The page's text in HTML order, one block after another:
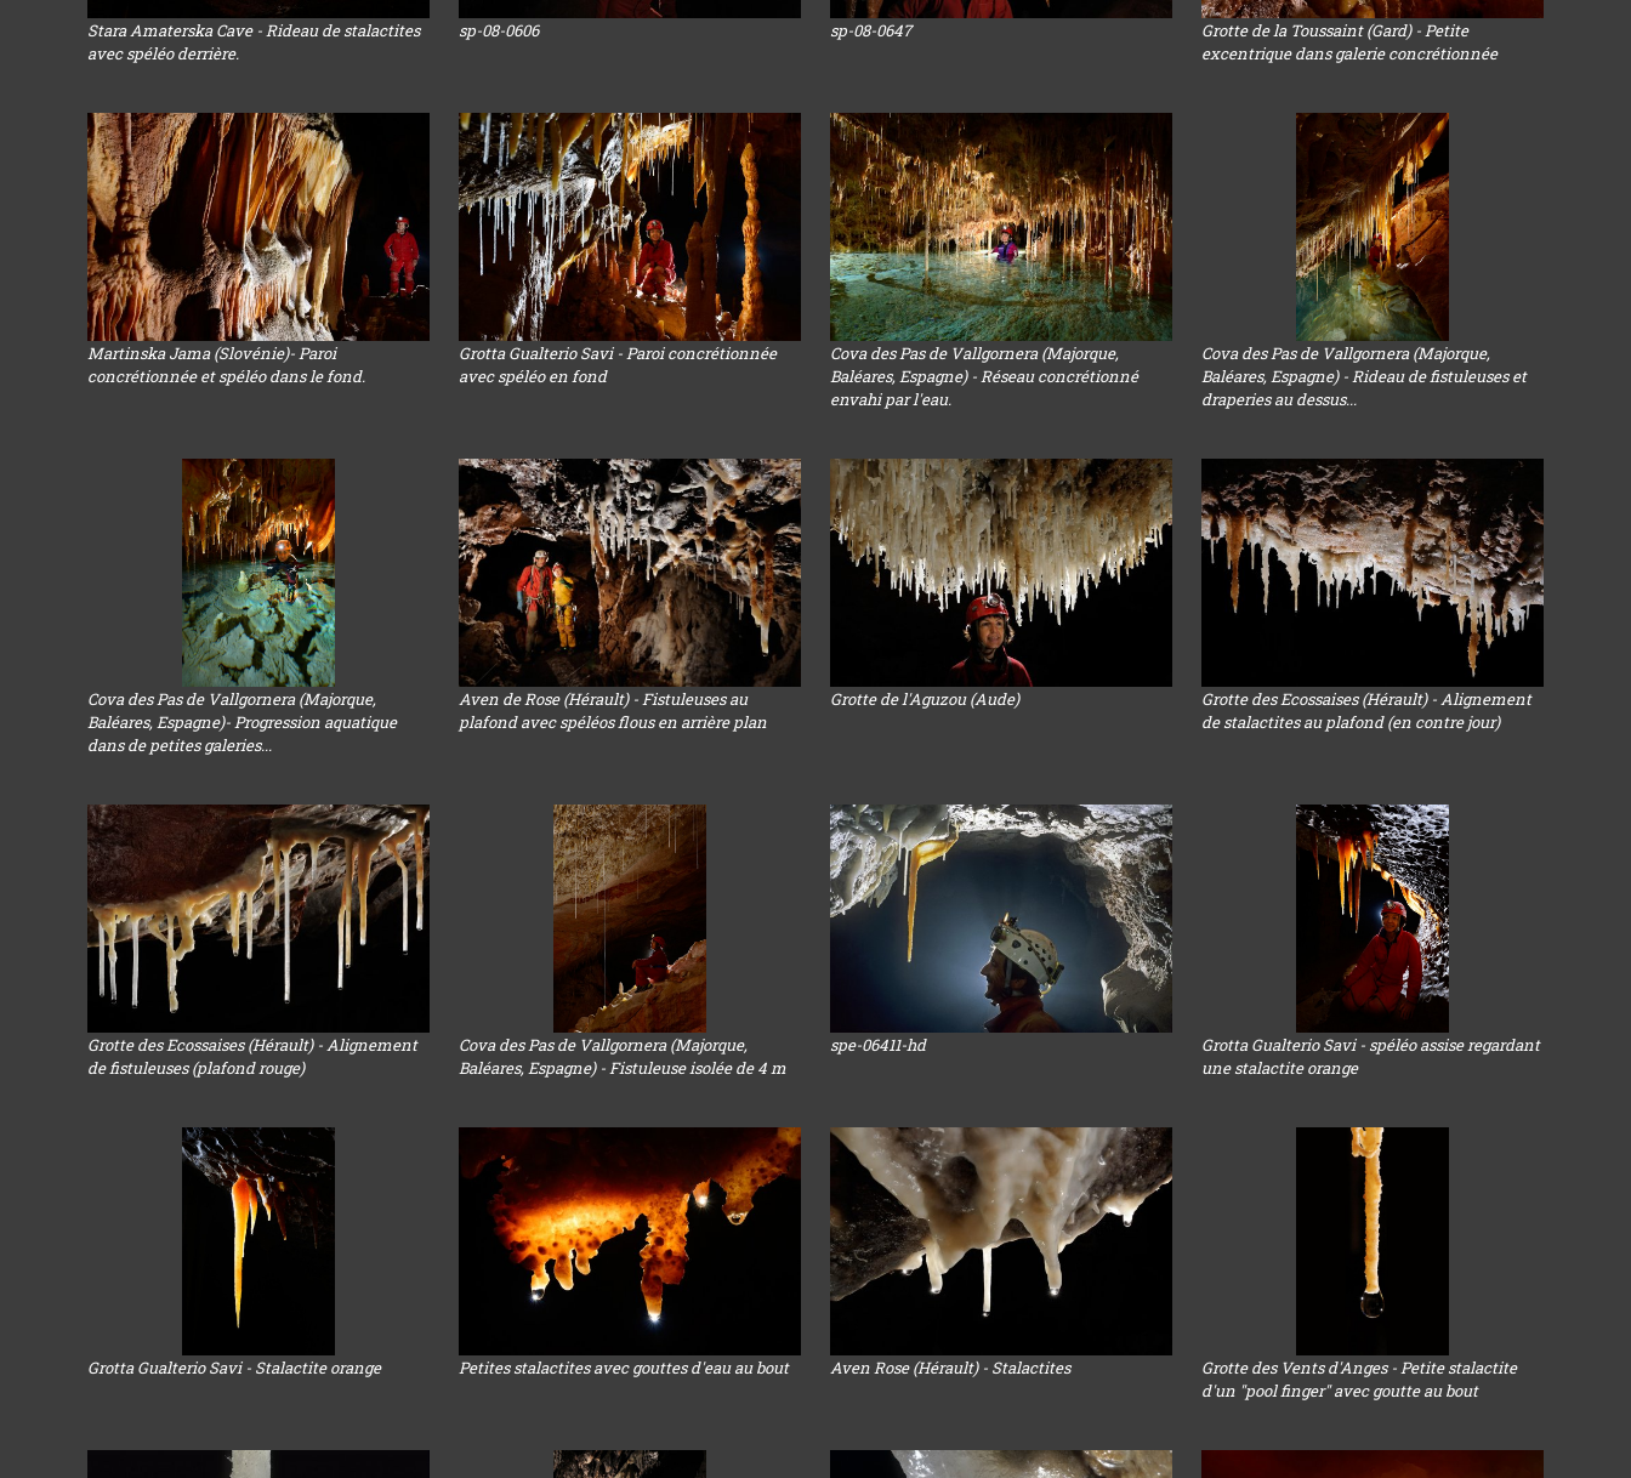
Stara Amaterska Cave - Rideau de stalactites
avec spéléo derrière.
sp-08-0606 sp-08-0647
Grotte de la Toussaint (Gard) - Petite
excentrique dans galerie concrétionnée
Martinska Jama (Slovénie)- Paroi
concrétionnée et spéléo dans le fond.
Grotta Gualterio Savi - Paroi concrétionnée
avec spéléo en fond
Cova des Pas de Vallgornera (Majorque,
Baléares, Espagne) - Réseau concrétionné
envahi par l'eau.
Cova des Pas de Vallgornera (Majorque,
Baléares, Espagne) - Rideau de fistuleuses et
draperies au dessus...
Cova des Pas de Vallgornera (Majorque,
Baléares, Espagne)- Progression aquatique
dans de petites galeries...
Aven de Rose (Hérault) - Fistuleuses au
plafond avec spéléos flous en arrière plan
Grotte de l'Aguzou (Aude)
Grotte des Ecossaises (Hérault) - Alignement
de stalactites au plafond (en contre jour)
Grotte des Ecossaises (Hérault) - Alignement
de fistuleuses (plafond rouge)
Cova des Pas de Vallgornera (Majorque,
Baléares, Espagne) - Fistuleuse isolée de 4 m
spe-06411-hd
Grotta Gualterio Savi - spéléo assise regardant
une stalactite orange
Grotta Gualterio Savi - Stalactite orange Petites stalactites avec gouttes d'eau au bout Aven Rose (Hérault) - Stalactites
Grotte des Vents d'Anges - Petite stalactite
d'un "pool finger" avec goutte au bout